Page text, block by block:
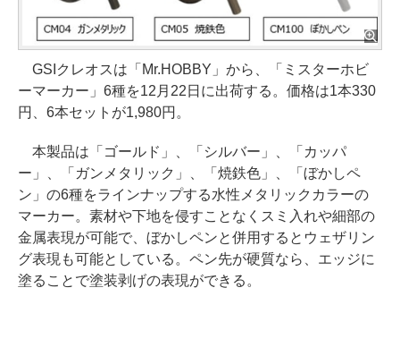
GSIクレオスは「Mr.HOBBY」から、「ミスターホビ
ーマーカー」6種を12月22日に出荷する。価格は1本330
円、6本セットが1,980円。
本製品は「ゴールド」、「シルバー」、「カッパ
ー」、「ガンメタリック」、「焼鉄色」、「ぼかしペ
ン」の6種をラインナップする水性メタリックカラーの
マーカー。素材や下地を侵すことなくスミ入れや細部の
金属表現が可能で、ぼかしペンと併用するとウェザリン
グ表現も可能としている。ペン先が硬質なら、エッジに
塗ることで塗装剥げの表現ができる。